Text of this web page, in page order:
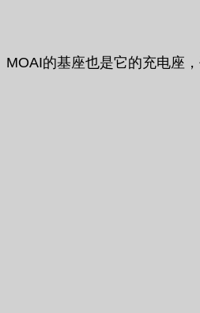
MOAI的基座也是它的充电座